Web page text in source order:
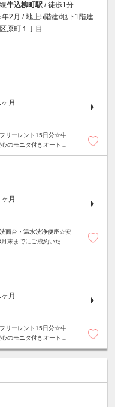
牛込柳町駅 / 徒歩1分
2月 / 地上5階建/地下1階建
原町１丁目
月
リーレント15日分☆牛
のモニタ付きオートロ
月
面台・温水洗浄便座☆安
末までにご成約いただ
月
リーレント15日分☆牛
のモニタ付きオートロ